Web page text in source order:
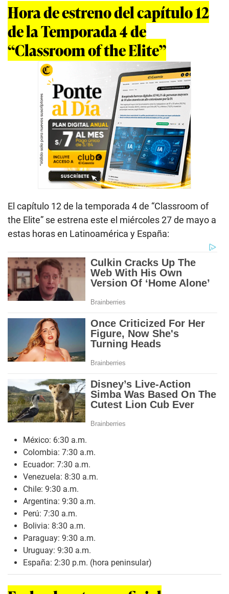
Hora de estreno del capítulo 12
de la Temporada 4 de
“Classroom of the Elite”
El capítulo 12 de la temporada 4 de “Classroom of
the Elite” se estrena este el miércoles 27 de mayo a
estas horas en Latinoamérica y España:
México: 6:30 a.m.
Colombia: 7:30 a.m.
Ecuador: 7:30 a.m.
Venezuela: 8:30 a.m.
Chile: 9:30 a.m.
Argentina: 9:30 a.m.
Perú: 7:30 a.m.
Bolivia: 8:30 a.m.
Paraguay: 9:30 a.m.
Uruguay: 9:30 a.m.
España: 2:30 p.m. (hora peninsular)